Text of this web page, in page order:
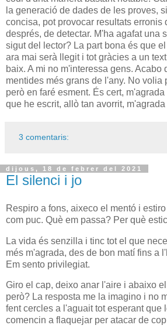
la generació de dades de les proves,
concisa, pot provocar resultats erronis
després, de detectar. M'ha agafat una
sigut del lector? La part bona és que
ara mai serà llegit i tot gràcies a un
baix. A mi no m'interessa gens. Acabo
mentides més grans de l'any. No volia
però en faré esment. És cert,
que he escrit, allò tan avorrit, m'agrada
3 comentaris:
dijous, 18 de febrer del 2021
El silenci i jo
Respiro a fons, aixeco el mentó i
com puc. Què em passa? Per què
La vida és senzilla i tinc tot el que
més m'agrada, des de bon matí fins a
Em sento privilegiat.
Giro el cap, deixo anar l'aire i abaixo el
però? La resposta me la imagino i no
fent cercles a l'aguait tot esperant que
comencin a flaquejar per atacar de